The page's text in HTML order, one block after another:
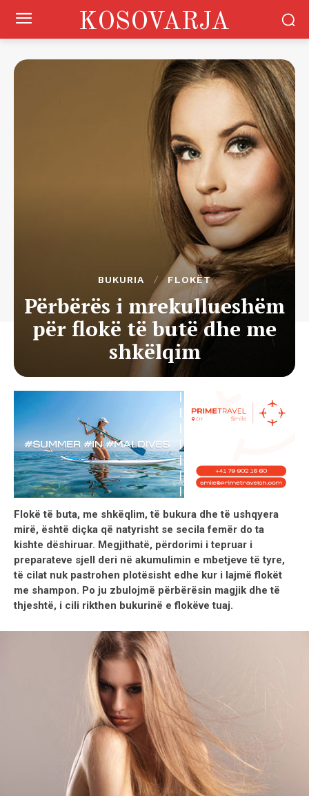
KOSOVARJA
BUKURIA FLOKËT
Përbërës i mrekullueshëm
për flokë të butë dhe me
shkëlqim
Flokë të buta, me shkëqlim, të bukura dhe të ushqyera
mirë, është diçka që natyrisht se secila femër do ta
kishte dëshiruar. Megjithatë, përdorimi i tepruar i
preparateve sjell deri në akumulimin e mbetjeve të tyre,
të cilat nuk pastrohen plotësisht edhe kur i lajmë flokët
me shampon. Po ju zbulojmë përbërësin magjik dhe të
thjeshtë, i cili rikthen bukurinë e flokëve tuaj.